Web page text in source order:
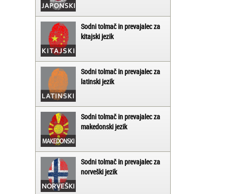
Sodni tolmač in prevajalec za
kitajski jezik
Sodni tolmač in prevajalec za
latinski jezik
Sodni tolmač in prevajalec za
makedonski jezik
Sodni tolmač in prevajalec za
norveški jezik